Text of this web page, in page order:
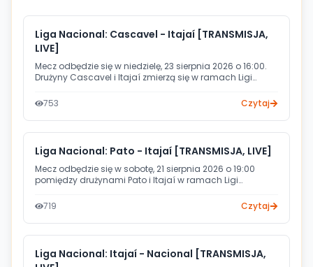
Liga Nacional: Cascavel - Itajaí [TRANSMISJA,
LIVE]
Mecz odbędzie się w niedzielę, 23 sierpnia 2026 o 16:00.
Drużyny Cascavel i Itajaí zmierzą się w ramach Ligi
CBHB.
753 Czytaj
Liga Nacional: Pato - Itajaí [TRANSMISJA, LIVE]
Mecz odbędzie się w sobotę, 21 sierpnia 2026 o 19:00
pomiędzy drużynami Pato i Itajaí w ramach Ligi
CBHB.
719 Czytaj
Liga Nacional: Itajaí - Nacional [TRANSMISJA,